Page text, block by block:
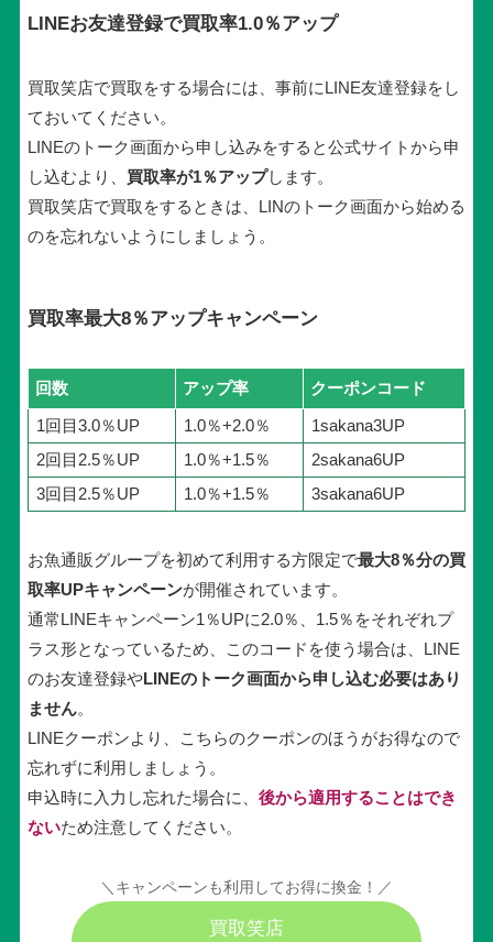
LINEお友達登録で買取率1.0％アップ
買取笑店で買取をする場合には、事前にLINE友達登録をし
ておいてください。
LINEのトーク画面から申し込みをすると公式サイトから申
し込むより、 買取率が1％アップします。
買取笑店で買取をするときは、LINのトーク画面から始める
のを忘れないようにしましょう。
買取率最大8％アップキャンペーン
回数 アップ率
クーポンコード
1回目3.0％UP
1.0％+2.0％
1sakana3UP
2回目2.5％UP
1.0％+1.5％
2sakana6UP
3回目2.5％UP
1.0％+1.5％ 3sakana6UP
お魚通販グループを初めて利用する方限定で最大8％分の買
取率UPキャンペーンが開催されています。
通常LINEキャンペーン1％UPに2.0％、1.5％をそれぞれプ
ラス形となっているため、このコードを使う場合は、LINE
のお友達登録やLINEのトーク画面から申し込む必要はあり
ません。
LINEクーポンより、こちらのクーポンのほうがお得なので
忘れずに利用しましょう。
申込時に入力し忘れた場合に、 後から適用することはでき
ないため注意してください。
＼キャンペーンも利用してお得に換金！／
買取笑店